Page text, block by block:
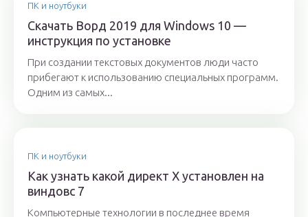
ПК и ноутбуки
Скачать Ворд 2019 для Windows 10 —
инструкция по установке
При создании текстовых документов люди часто
прибегают к использованию специальных программ.
Одним из самых...
ПК и ноутбуки
Как узнать какой директ X установлен на
виндовс 7
Компьютерные технологии в последнее время